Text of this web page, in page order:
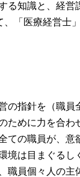
知識と、経
「医療経営
指針を（職
めに力を合
の職員が、
は目まぐる
員個々人の主